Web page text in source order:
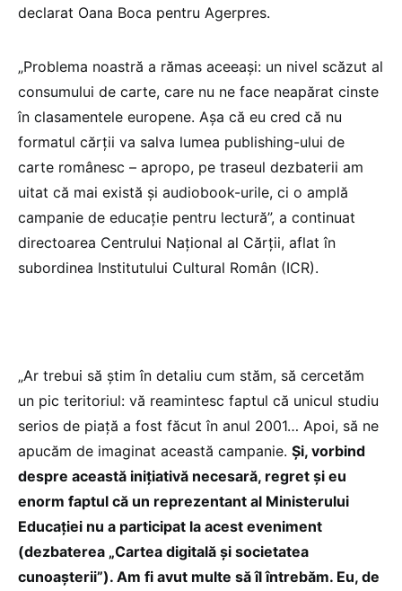
declarat Oana Boca pentru Agerpres.
„Problema noastră a rămas aceeaşi: un nivel scăzut al
consumului de carte, care nu ne face neapărat cinste
în clasamentele europene. Aşa că eu cred că nu
formatul cărţii va salva lumea publishing-ului de
carte românesc – apropo, pe traseul dezbaterii am
uitat că mai există şi audiobook-urile, ci o amplă
campanie de educaţie pentru lectură”, a continuat
directoarea Centrului Național al Cărții, aflat în
subordinea Institutului Cultural Român (ICR).
„Ar trebui să ştim în detaliu cum stăm, să cercetăm
un pic teritoriul: vă reamintesc faptul că unicul studiu
serios de piaţă a fost făcut în anul 2001… Apoi, să ne
apucăm de imaginat această campanie. Şi, vorbind
despre această iniţiativă necesară, regret şi eu
enorm faptul că un reprezentant al Ministerului
Educaţiei nu a participat la acest eveniment
(dezbaterea „Cartea digitală şi societatea
cunoaşterii”). Am fi avut multe să îl întrebăm. Eu, de